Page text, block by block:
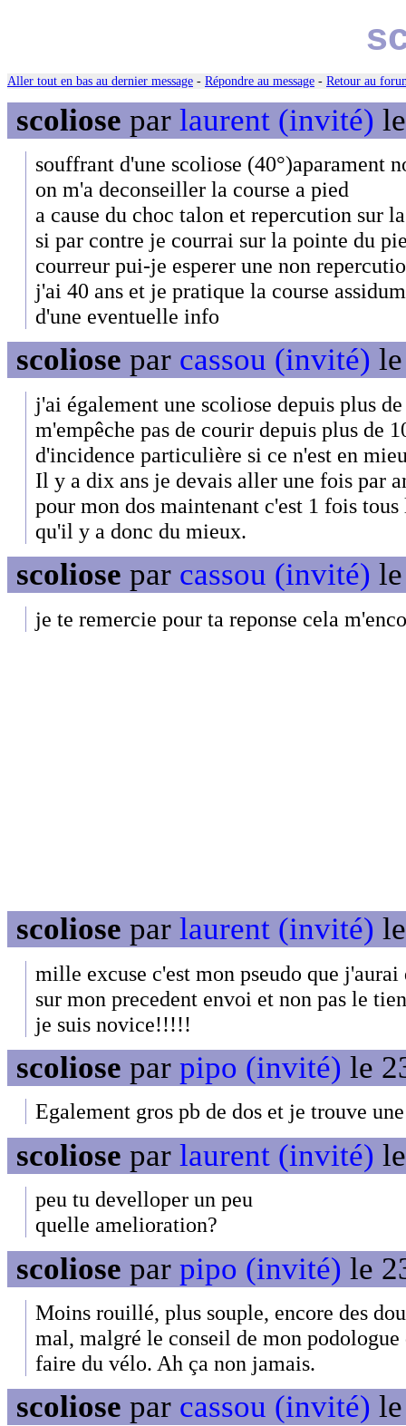
Aller tout en bas au dernier message - Répondre au message - Retour au
scoliose par laurent (invité)
souffrant d'une scoliose (40°)aparament
on m'a deconseiller la course a pied
a cause du choc talon et repercution sur
si par contre je courrai sur la pointe du
courreur pui-je esperer une non
j'ai 40 ans et je pratique la course
d'une eventuelle info
scoliose par cassou (invité)
j'ai également une scoliose depuis plus
m'empêche pas de courir depuis plus de
d'incidence particulière si ce n'est en
Il y a dix ans je devais aller une fois par
pour mon dos maintenant c'est 1 fois
qu'il y a donc du mieux.
scoliose par cassou (invité)
je te remercie pour ta reponse cela
scoliose par laurent (invité)
mille excuse c'est mon pseudo que j'aurai
sur mon precedent envoi et non pas le
je suis novice!!!!!
scoliose par pipo (invité) le
Egalement gros pb de dos et je trouve
scoliose par laurent (invité)
peu tu develloper un peu
quelle amelioration?
scoliose par pipo (invité) le
Moins rouillé, plus souple, encore des
mal, malgré le conseil de mon
faire du vélo. Ah ça non jamais.
scoliose par cassou (invité)